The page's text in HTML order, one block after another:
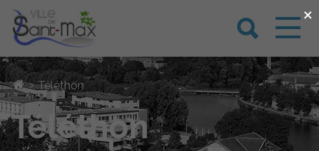
› Téléthon
Téléthon
×